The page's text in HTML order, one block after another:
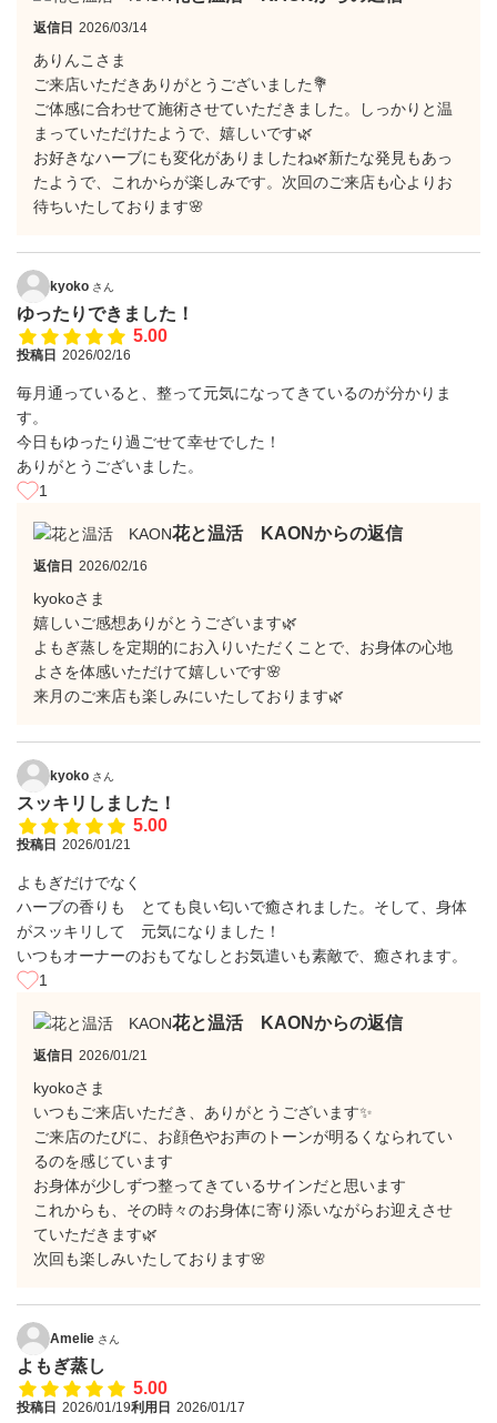
返信日 2026/03/14
ありんこさま
ご来店いただきありがとうございました💐
ご体感に合わせて施術させていただきました。しっかりと温
まっていただけたようで、嬉しいです🌿
お好きなハーブにも変化がありましたね🌿新たな発見もあっ
たようで、これからが楽しみです。次回のご来店も心よりお
待ちいたしております🌸
kyoko さん
ゆったりできました！
5.00
投稿日 2026/02/16
毎月通っていると、整って元気になってきているのが分かりま
す。
今日もゆったり過ごせて幸せでした！
ありがとうございました。
1
花と温活 KAONからの返信
返信日 2026/02/16
kyokoさま
嬉しいご感想ありがとうございます🌿
よもぎ蒸しを定期的にお入りいただくことで、お身体の心地
よさを体感いただけて嬉しいです🌸
来月のご来店も楽しみにいたしております🌿
kyoko さん
スッキリしました！
5.00
投稿日 2026/01/21
よもぎだけでなく
ハーブの香りも とても良い匂いで癒されました。そして、身体
がスッキリして 元気になりました！
いつもオーナーのおもてなしとお気遣いも素敵で、癒されます。
1
花と温活 KAONからの返信
返信日 2026/01/21
kyokoさま
いつもご来店いただき、ありがとうございます✨
ご来店のたびに、お顔色やお声のトーンが明るくなられてい
るのを感じています
お身体が少しずつ整ってきているサインだと思います
これからも、その時々のお身体に寄り添いながらお迎えさせ
ていただきます🌿
次回も楽しみいたしております🌸
Amelie さん
よもぎ蒸し
5.00
投稿日 2026/01/19利用日 2026/01/17